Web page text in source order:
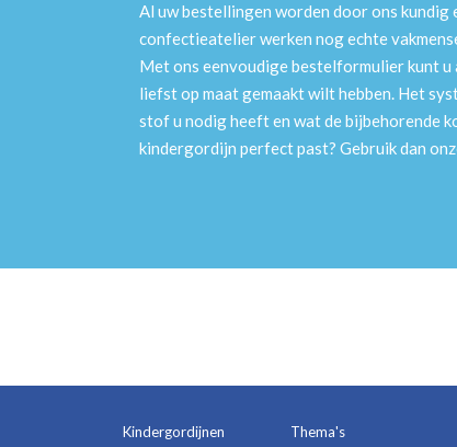
Al uw bestellingen worden door ons kundig
confectieatelier werken nog echte
Met ons eenvoudige bestelformulier kunt u
liefst op maat gemaakt wilt hebben. Het
stof u nodig heeft en wat de bijbehorende
kindergordijn perfect past? Gebruik dan
Kindergordijnen Thema's